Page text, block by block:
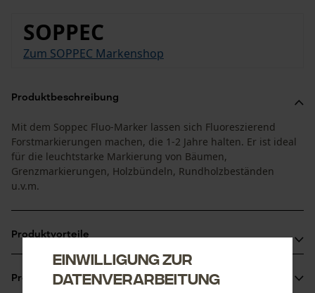
SOPPEC
Zum SOPPEC Markenshop
Produktbeschreibung
Mit dem Soppec Fluo-Marker lassen sich Fluoreszierend
Forstmarkierungen machen, die 1-2 Jahre halten. Er ist ideal
für die leuchtstarke Markierung von Bäumen,
Grenzmarkierungen, Holzbündeln, Rundholzbeständen
u.v.m.
Produktvorteile
Hohe Witterungsbeständigkeit
Zuverlässige Arbeitsweise, gleichmäßiger Sprühstrahl
Produktinformationen
Einwilligung zur
Datenverarbeitung